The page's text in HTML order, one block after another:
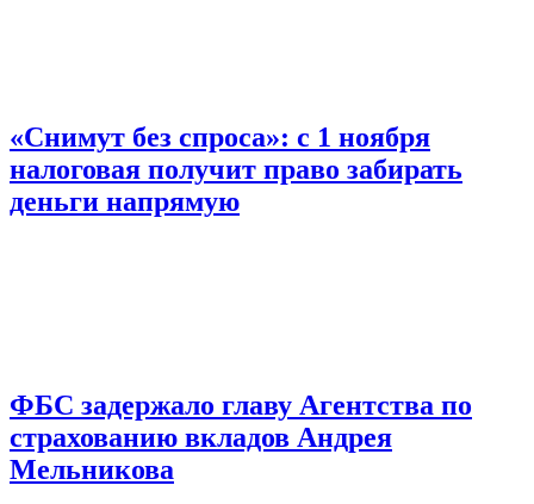
«Снимут без спроса»: с 1 ноября
налоговая получит право забирать
деньги напрямую
ФБС задержало главу Агентства по
страхованию вкладов Андрея
Мельникова